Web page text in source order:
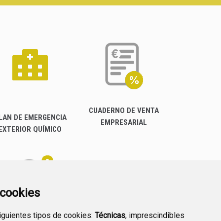
tipos de cookies: Técnicas, imprescindibles
DE EMERGENCIA
QUÍMICO
CUADERNO DE VENTA
EMPRESARIAL